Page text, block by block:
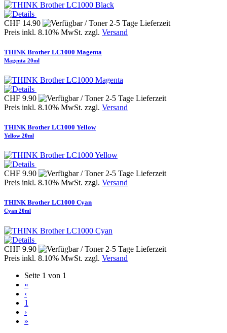
CHF 14.90
Preis inkl. 8.10% MwSt. zzgl. Versand
THINK Brother LC1000 Magenta
Magenta 20ml
CHF 9.90
Preis inkl. 8.10% MwSt. zzgl. Versand
THINK Brother LC1000 Yellow
Yellow 20ml
CHF 9.90
Preis inkl. 8.10% MwSt. zzgl. Versand
THINK Brother LC1000 Cyan
Cyan 20ml
CHF 9.90
Preis inkl. 8.10% MwSt. zzgl. Versand
Seite 1 von 1
«
‹
1
›
»